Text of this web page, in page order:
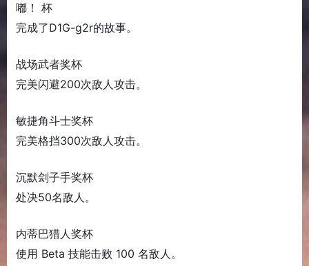
嘟！ 杯
完成了D1G-g2r的故事。
战场武者奖杯
完美闪避200次敌人攻击。
敏捷角斗士奖杯
完美格挡300次敌人攻击。
沉默刽子手奖杯
处决50名敌人。
内蒂巴猎人奖杯
使用 Beta 技能击败 100 名敌人。